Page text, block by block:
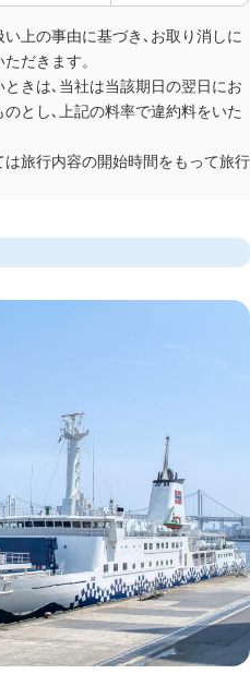
上の事由に基づき､お取り消しに
だきます。
きは､当社は当該期日の翌日にお
とし､上記の料率で違約料をいた
旅行内容の開始時間をもって旅行